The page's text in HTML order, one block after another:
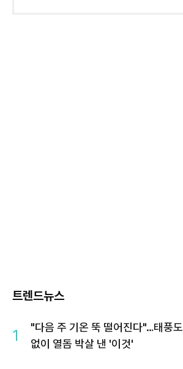
트렌드뉴스
1
"다음 주 기온 뚝 떨어진다"…태풍도
없이 열돔 박살 낸 '이것'